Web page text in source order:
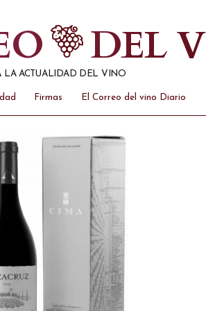
DEL
LA ACTUALIDAD DEL VINO
Firmas El Correo del vino Diario